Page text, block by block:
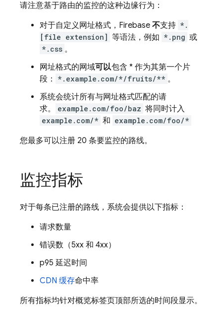
请注意基于路由的监控的这种边缘行为：
对于自定义网址格式，Firebase 不支持 *.
[file extension] 等语法，例如 *.png 或
*.css 。
网址格式的网域可以包含 * 作为其第一个片
段：
*.example.com/*/fruits/** 。
系统会统计所有与网址格式匹配的请
求。
example.com/foo/baz 将同时计入
example.com/* 和 example.com/foo/*
您最多可以注册 20 条要监控的路线。
监控指标
对于每条已注册的路线，系统会提供以下指标：
请求数量
错误数（5xx 和 4xx）
p95 延迟时间
CDN 缓存命中率
所有指标均针对概览标签页顶部所选的时间段显示。